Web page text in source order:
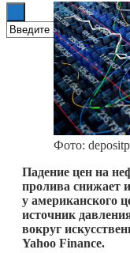
Фото:
Падение цен на
пролива
у американского
источник
вокруг
Yahoo Finance.